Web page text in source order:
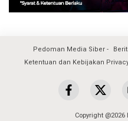
Pedoman Media Siber
Ketentuan dan Kebijakan
Copyright